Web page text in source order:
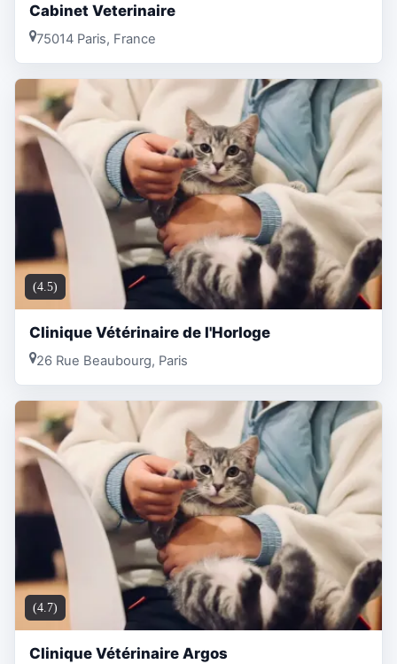
Cabinet Veterinaire
75014 Paris, France
(4.5)
Clinique Vétérinaire de l'Horloge
26 Rue Beaubourg, Paris
(4.7)
Clinique Vétérinaire Argos